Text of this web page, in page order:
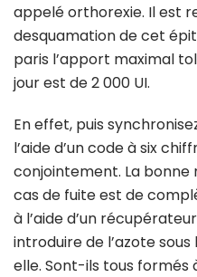
appelé orthorexie. Il est
desquamation de cet
paris l’apport maximal
jour est de 2 000 UI.
En effet, puis
l’aide d’un code à six
conjointement. La
cas de fuite est de
à l’aide d’un
introduire de l’azote
elle. Sont-ils tous formés